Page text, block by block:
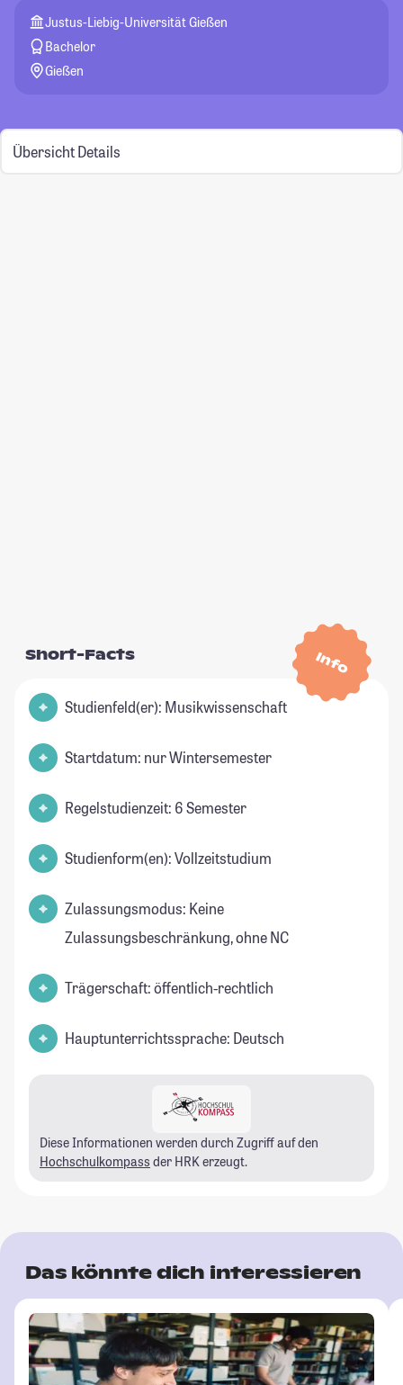
Justus-Liebig-Universität Gießen
Bachelor
Gießen
Übersicht Details
Info
Short-Facts
Studienfeld(er): Musikwissenschaft
Startdatum: nur Wintersemester
Regelstudienzeit: 6 Semester
Studienform(en): Vollzeitstudium
Zulassungsmodus: Keine
Zulassungsbeschränkung, ohne NC
Trägerschaft: öffentlich-rechtlich
Hauptunterrichtssprache: Deutsch
Diese Informationen werden durch Zugriff auf den
Hochschulkompass der HRK erzeugt.
Das könnte dich interessieren